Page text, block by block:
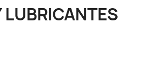
LUBRICANTES